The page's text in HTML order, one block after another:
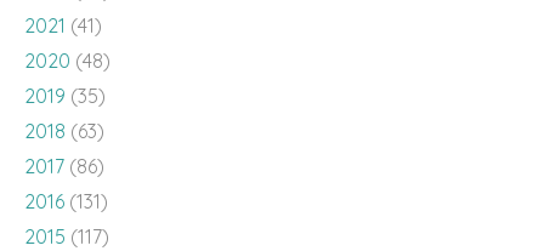
2021 (41)
2020 (48)
2019 (35)
2018 (63)
2017 (86)
2016 (131)
2015 (117)